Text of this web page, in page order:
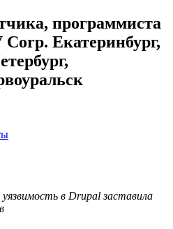
программиста
Екатеринбург,
в Drupal заставила